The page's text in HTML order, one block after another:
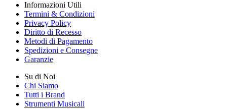
Informazioni Utili
Termini & Condizioni
Privacy Policy
Diritto di Recesso
Metodi di Pagamento
Spedizioni e Consegne
Garanzie
Su di Noi
Chi Siamo
Tutti i Brand
Strumenti Musicali